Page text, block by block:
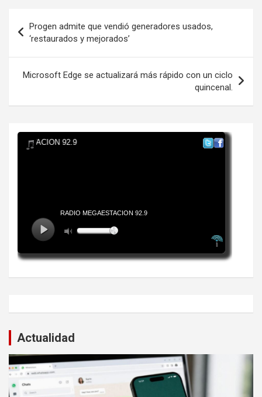
de
entradas
Progen admite que vendió generadores usados,
‘restaurados y mejorados’
Microsoft Edge se actualizará más rápido con un ciclo
quincenal.
Actualidad